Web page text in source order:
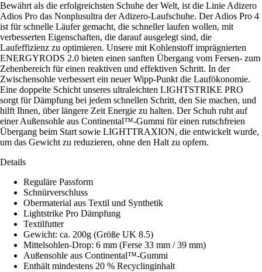
Bewährt als die erfolgreichsten Schuhe der Welt, ist die Linie Adizero
Adios Pro das Nonplusultra der Adizero-Laufschuhe. Der Adios Pro 4
ist für schnelle Läufer gemacht, die schneller laufen wollen, mit
verbesserten Eigenschaften, die darauf ausgelegt sind, die
Laufeffizienz zu optimieren. Unsere mit Kohlenstoff imprägnierten
ENERGYRODS 2.0 bieten einen sanften Übergang vom Fersen- zum
Zehenbereich für einen reaktiven und effektiven Schritt. In der
Zwischensohle verbessert ein neuer Wipp-Punkt die Laufökonomie.
Eine doppelte Schicht unseres ultraleichten LIGHTSTRIKE PRO
sorgt für Dämpfung bei jedem schnellen Schritt, den Sie machen, und
hilft Ihnen, über längere Zeit Energie zu halten. Der Schuh ruht auf
einer Außensohle aus Continental™-Gummi für einen rutschfreien
Übergang beim Start sowie LIGHTTRAXION, die entwickelt wurde,
um das Gewicht zu reduzieren, ohne den Halt zu opfern.
Details
Reguläre Passform
Schnürverschluss
Obermaterial aus Textil und Synthetik
Lightstrike Pro Dämpfung
Textilfutter
Gewicht: ca. 200g (Größe UK 8.5)
Mittelsohlen-Drop: 6 mm (Ferse 33 mm / 39 mm)
Außensohle aus Continental™-Gummi
Enthält mindestens 20 % Recyclinginhalt